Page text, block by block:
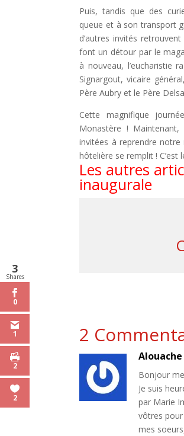
Puis, tandis que des
queue et à son transport
d’autres invités
font un détour par le
à nouveau, l’eucharistie
Signargout, vicaire
Père Aubry et le Père
Cette magnifique
Monastère !
invitées à reprendre
hôtelière se remplit ! C’est
Les autres
inaugurale
2
Alouache
Bonjour
Je suis
par Marie
vôtres pour
mes
3
Shares
0
1
2
2